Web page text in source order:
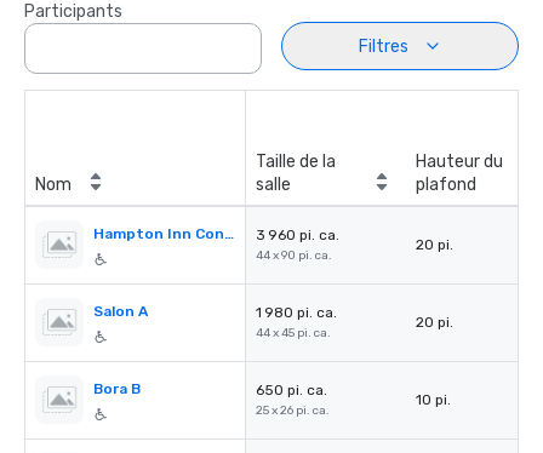
Participants
Filtres
Nom
Taille de la
salle
Hauteur du
plafond
Hampton Inn Conference Center 3 960 pi. ca.
44 x 90 pi. ca.
20 pi.
Salon A 1 980 pi. ca.
44 x 45 pi. ca.
20 pi.
Bora B 650 pi. ca.
25 x 26 pi. ca.
10 pi.